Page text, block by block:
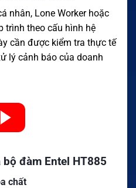
nhân, Lone Worker hoặc
trình theo cấu hình hệ
cần được kiểm tra thực tế
lý cảnh báo của doanh
đàm Entel HT885
chất